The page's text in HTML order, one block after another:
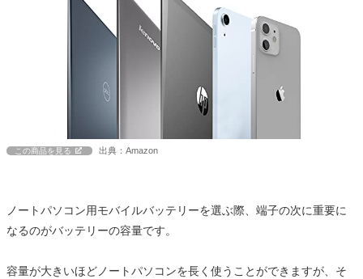
この商品を見る 出典：Amazon
ノートパソコン用モバイルバッテリーを選ぶ際、端子の次に重要に
なるのがバッテリーの容量です。
容量が大きいほどノートパソコンを長く使うことができますが、そ